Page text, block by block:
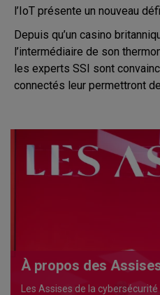
l’IoT présente un nouveau
Depuis qu’un casino
l’intermédiaire de son
les experts SSI sont
connectés leur permettront
À propos des
Les Assises de la